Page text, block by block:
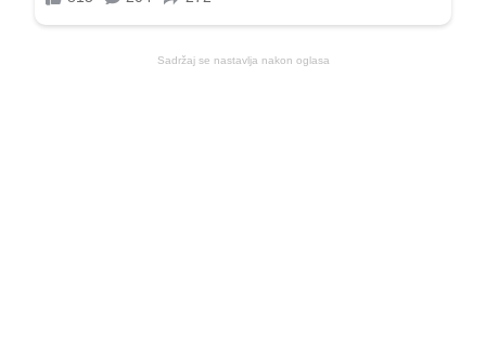
Sadržaj se nastavlja nakon oglasa